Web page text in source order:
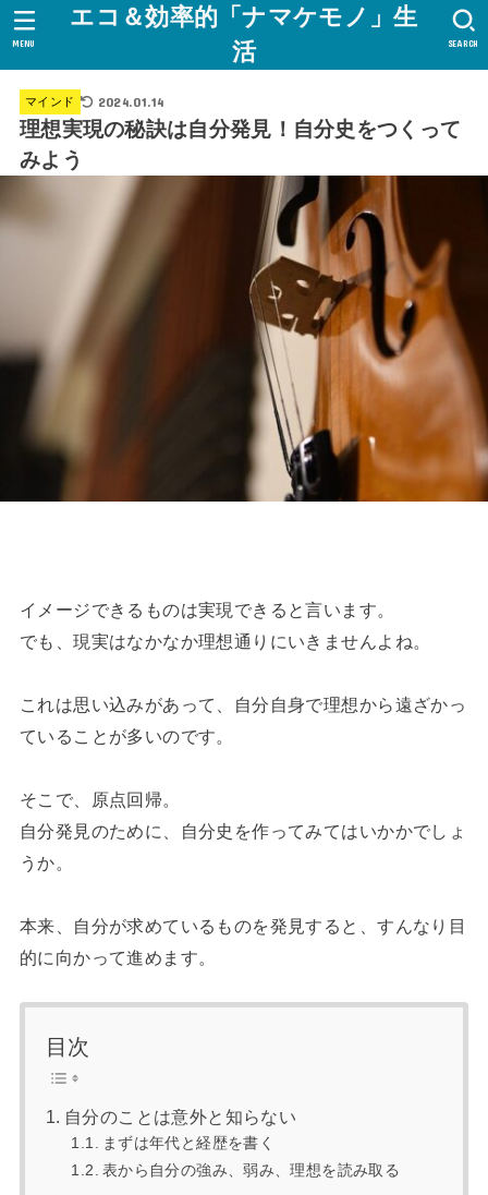
エコ＆効率的「ナマケモノ」生
活
SEARCH
MENU
マインド 2024.01.14
理想実現の秘訣は自分発見！自分史をつくって
みよう
イメージできるものは実現できると言います。
でも、現実はなかなか理想通りにいきませんよね。
これは思い込みがあって、自分自身で理想から遠ざかっ
ていることが多いのです。
そこで、原点回帰。
自分発見のために、自分史を作ってみてはいかかでしょ
うか。
本来、自分が求めているものを発見すると、すんなり目
的に向かって進めます。
目次
自分のことは意外と知らない
まずは年代と経歴を書く
表から自分の強み、弱み、理想を読み取る